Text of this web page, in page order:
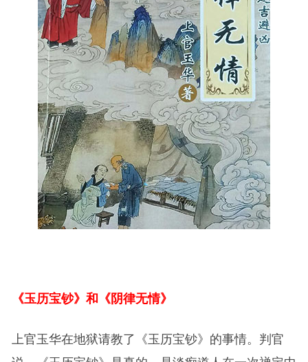
《玉历宝钞》和《阴律无情》
上官玉华在地狱请教了《玉历宝钞》的事情。判官